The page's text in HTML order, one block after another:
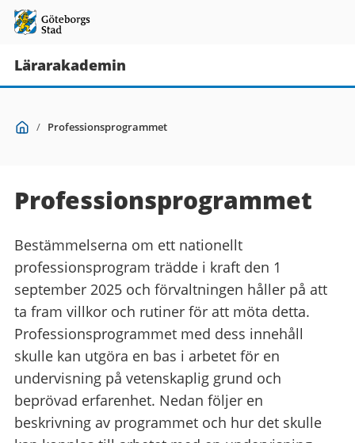
Lärarakademin
Du Start
/ Professionsprogrammet
Professionsprogrammet
Bestämmelserna om ett nationellt
professionsprogram trädde i kraft den 1
september 2025 och förvaltningen håller på att
ta fram villkor och rutiner för att möta detta.
Professionsprogrammet med dess innehåll
skulle kan utgöra en bas i arbetet för en
undervisning på vetenskaplig grund och
beprövad erfarenhet. Nedan följer en
beskrivning av programmet och hur det skulle